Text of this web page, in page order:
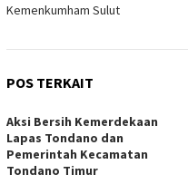
Kemenkumham Sulut
POS TERKAIT
Aksi Bersih Kemerdekaan
Lapas Tondano dan
Pemerintah Kecamatan
Tondano Timur